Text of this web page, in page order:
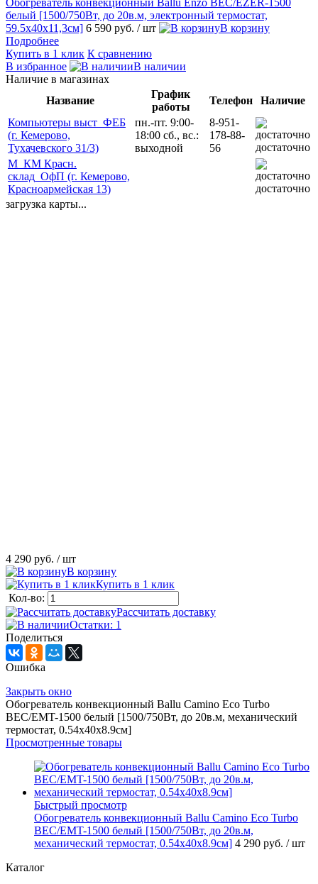
белый [1500/750Вт, до 20в.м, электронный термостат,
59.5х40х11,3см] 6 590 руб. / шт
В корзину
Подробнее
Купить в 1 клик К сравнению
В избранное
В наличии
Наличие в магазинах
Название
График
работы
Телефон
Наличие
Компьютеры выст_ФЕБ
(г. Кемерово,
Тухачевского 31/3)
пн.-пт. 9:00-
18:00 сб., вс.:
выходной
8-951-
178-88-
56
достаточно
М_КМ Красн.
склад_ОфП (г. Кемерово,
Красноармейская 13)
достаточно
загрузка карты...
4 290 руб. / шт
В корзину
Купить в 1 клик
Кол-во:
Рассчитать доставку
Остатки: 1
Поделиться
Ошибка
Закрыть окно
Обогреватель конвекционный Ballu Camino Eco Turbo
BEC/EMT-1500 белый [1500/750Вт, до 20в.м, механический
термостат, 0.54х40х8.9см]
Просмотренные товары
Быстрый просмотр
Обогреватель конвекционный Ballu Camino Eco Turbo
BEC/EMT-1500 белый [1500/750Вт, до 20в.м,
механический термостат, 0.54х40х8.9см] 4 290 руб. / шт
Каталог